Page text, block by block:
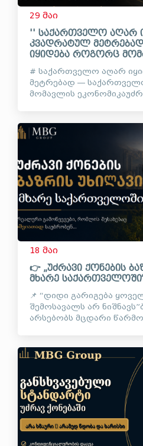
29 მაი
'' საქართველო აღარ
კვადრატულ
იყიდება როგორც
# საქართველო აღარ
მეტრებად —
მომავლის
ნაკვეთების ბაზარი....
18 მაი
👉 „უძრავი ქონების
მხარე
📌 “დიდი გარიგება
შემოსავალს არ
არსებობს მცდარი
სტაბილურობას.👉